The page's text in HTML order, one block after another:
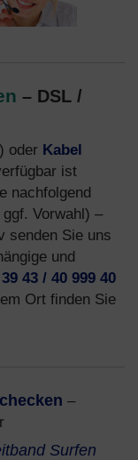
– DSL /
oder Kabel
ist
nachfolgend
Vorwahl) –
senden Sie uns
und
43 / 40 999 40
Ort finden Sie
–
Surfen